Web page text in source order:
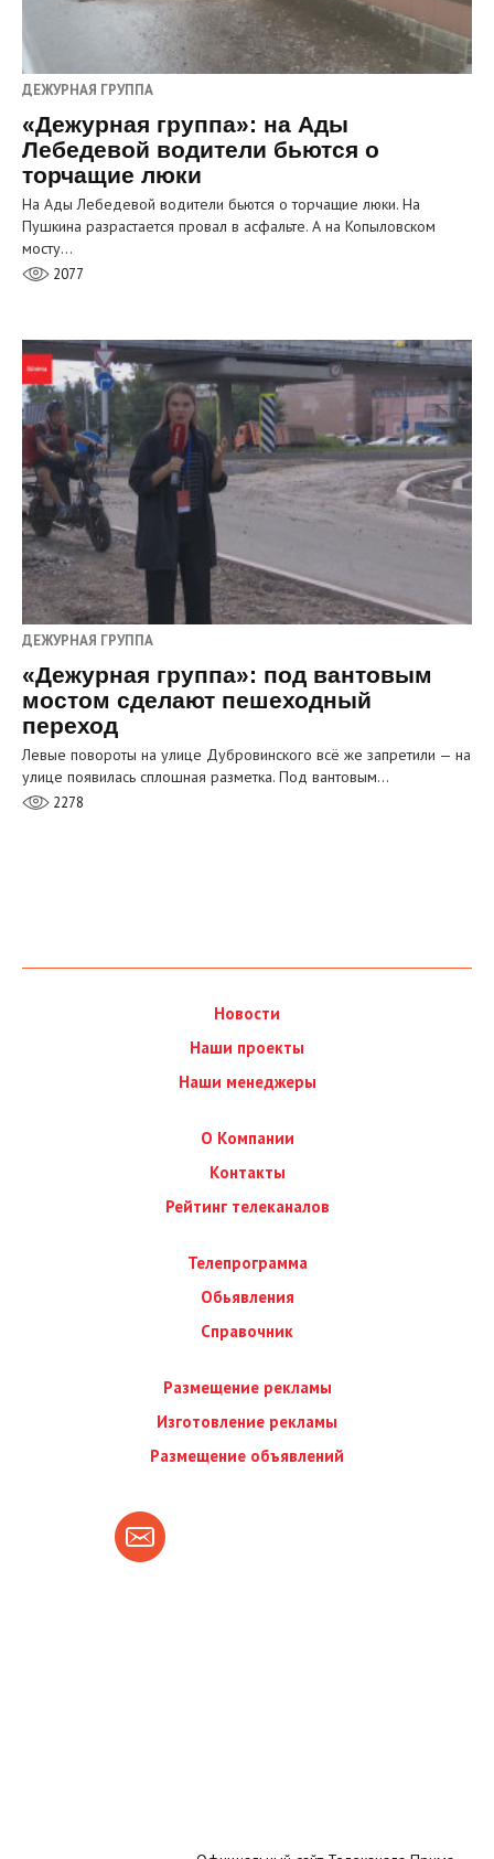
ДЕЖУРНАЯ ГРУППА
«Дежурная группа»: на Ады
Лебедевой водители бьются о
торчащие люки
На Ады Лебедевой водители бьются о торчащие люки. На
Пушкина разрастается провал в асфальте. А на Копыловском
мосту…
2077
ДЕЖУРНАЯ ГРУППА
«Дежурная группа»: под вантовым
мостом сделают пешеходный
переход
Левые повороты на улице Дубровинского всё же запретили — на
улице появилась сплошная разметка. Под вантовым…
2278
Новости
Наши проекты
Наши менеджеры
О Компании
Контакты
Рейтинг телеканалов
Телепрограмма
Обьявления
Справочник
Размещение рекламы
Изготовление рекламы
Размещение объявлений